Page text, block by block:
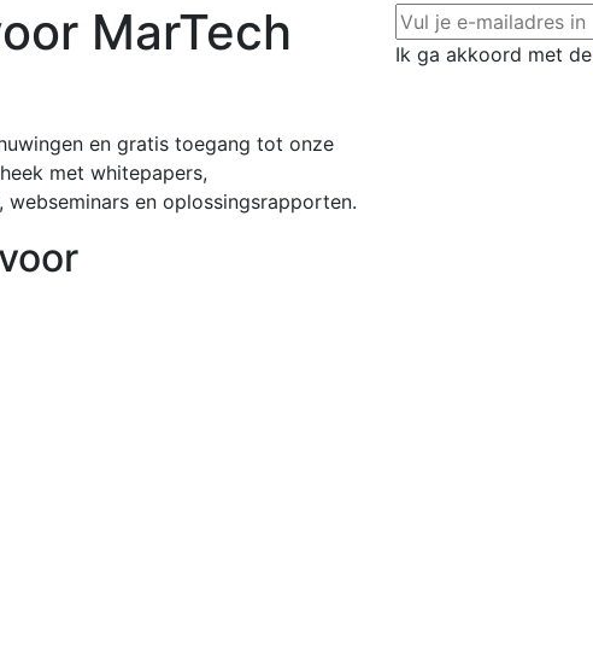
MarTech
en gratis toegang tot onze
met whitepapers,
en oplossingsrapporten.
Ik ga akkoord met de